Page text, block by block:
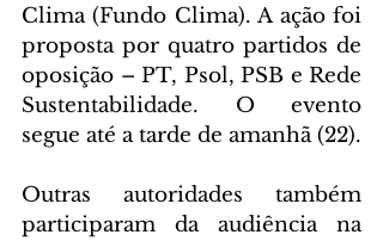
Clima (Fundo Clima). A ação foi
proposta por quatro partidos de
oposição – PT, Psol, PSB e Rede
Sustentabilidade. O evento
segue até a tarde de amanhã (22).
Outras autoridades também
participaram da audiência na